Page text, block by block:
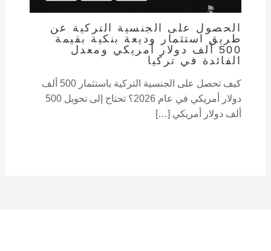
الحصول على الجنسية التركية عن
طريق استثمار وديعة بنكية بقيمة
500 ألف دولار أمريكي ومعدل
الفائدة في تركيا
كيف تحصل على الجنسية التركية باستثمار 500 ألف
دولار أمريكي في عام 2026؟ تحتاج إلى تحويل 500
ألف دولار أمريكي […]